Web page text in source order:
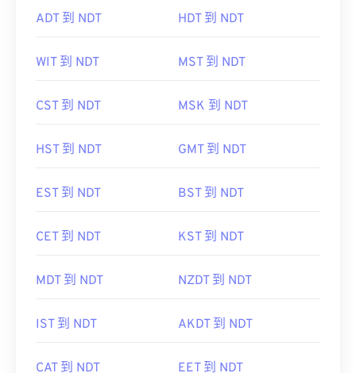
ADT 到 NDT HDT 到 NDT
WIT 到 NDT MST 到 NDT
CST 到 NDT MSK 到 NDT
HST 到 NDT GMT 到 NDT
EST 到 NDT BST 到 NDT
CET 到 NDT KST 到 NDT
MDT 到 NDT NZDT 到 NDT
IST 到 NDT AKDT 到 NDT
CAT 到 NDT EET 到 NDT